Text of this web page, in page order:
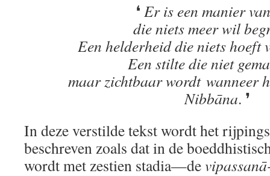
❛ Er is een manier
die niets meer wil
Een helderheid die niets hoeft
Een stilte die niet
maar zichtbaar wordt wanneer
Nibbāna. ❜
In deze verstilde tekst wordt het
beschreven zoals dat in de
wordt met zestien stadia—de